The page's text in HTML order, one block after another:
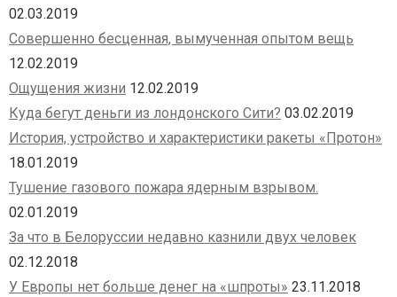
02.03.2019
Совершенно бесценная, вымученная опытом вещь
12.02.2019
Ощущения жизни 12.02.2019
Куда бегут деньги из лондонского Сити? 03.02.2019
История, устройство и характеристики ракеты «Протон»
18.01.2019
Тушение газового пожара ядерным взрывом.
02.01.2019
За что в Белоруссии недавно казнили двух человек
02.12.2018
У Европы нет больше денег на «шпроты» 23.11.2018